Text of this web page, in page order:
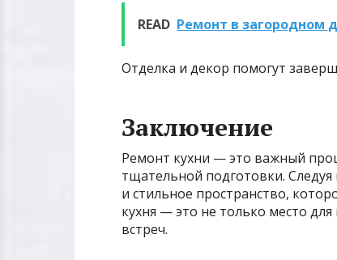
READ Ремонт в загородном
Отделка и декор помогут
Заключение
Ремонт кухни — это важный
тщательной подготовки.
и стильное пространство,
кухня — это не только место
встреч.